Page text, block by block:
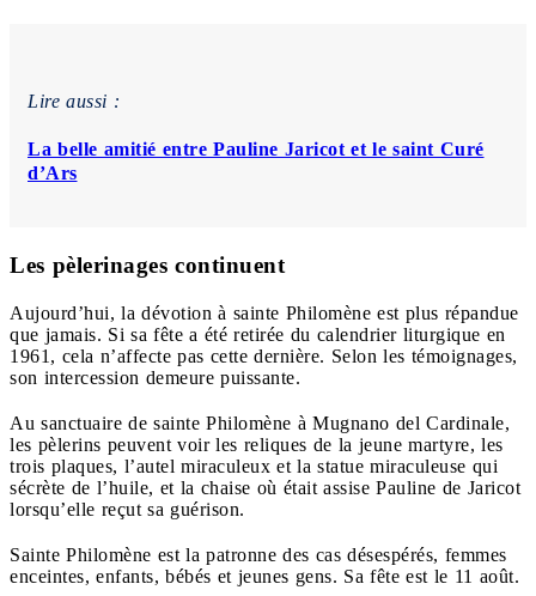
Lire aussi :
La belle amitié entre Pauline Jaricot et le saint Curé
d’Ars
Les pèlerinages continuent
Aujourd’hui, la dévotion à sainte Philomène est plus répandue
que jamais. Si sa fête a été retirée du calendrier liturgique en
1961, cela n’affecte pas cette dernière. Selon les témoignages,
son intercession demeure puissante.
Au sanctuaire de sainte Philomène à Mugnano del Cardinale,
les pèlerins peuvent voir les reliques de la jeune martyre, les
trois plaques, l’autel miraculeux et la statue miraculeuse qui
sécrète de l’huile, et la chaise où était assise Pauline de Jaricot
lorsqu’elle reçut sa guérison.
Sainte Philomène est la patronne des cas désespérés, femmes
enceintes, enfants, bébés et jeunes gens. Sa fête est le 11 août.